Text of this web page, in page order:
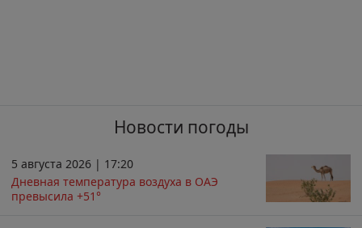
Новости погоды
5 августа 2026 | 17:20
Дневная температура воздуха в ОАЭ
превысила +51°